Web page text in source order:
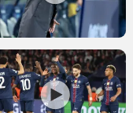
תוצאות
לוח שידורים
הפועל תל אביב
הפועל חיפה
הפועל באר שבע
ליגה הולנדית
ליגה סינית
דני אבדיה
שחייה
ג'ודו
אגרוף